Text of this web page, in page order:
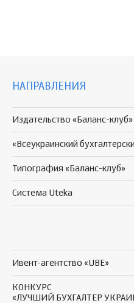
НАПРАВЛЕНИЯ
Издательство «Баланс-клуб»
«Всеукраинский
Типография «Баланс-клуб»
Система Uteka
Ивент-агентство «UBE»
КОНКУРС
«ЛУЧШИЙ БУХГАЛТЕР